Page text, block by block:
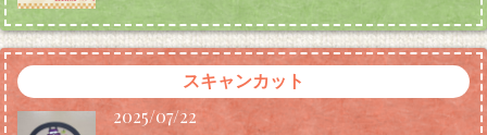
スキャンカット
2025/07/22